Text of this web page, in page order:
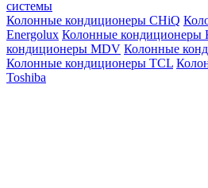
системы
Колонные кондиционеры CHiQ
Energolux Колонные кондиционеры
кондиционеры MDV Колонные
Колонные кондиционеры TCL
Toshiba